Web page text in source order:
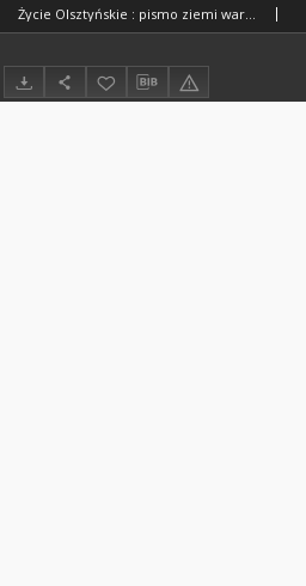
Życie Olsztyńskie : pismo ziemi warmińsko-mazurskiej, 1954, nr 217